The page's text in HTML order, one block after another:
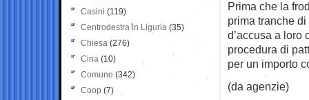
Prima che la
prima tranche
d’accusa a loro
procedura di
per un importo
(da agenzie)
Casini (119)
Centrodestra in Liguria (35)
Chiesa (276)
Cina (10)
Comune (342)
Coop (7)